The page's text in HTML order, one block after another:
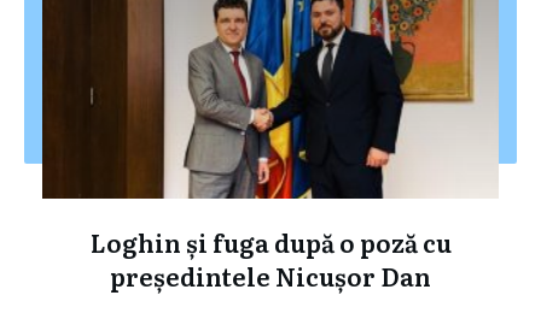
Loghin și fuga după o poză cu
președintele Nicușor Dan